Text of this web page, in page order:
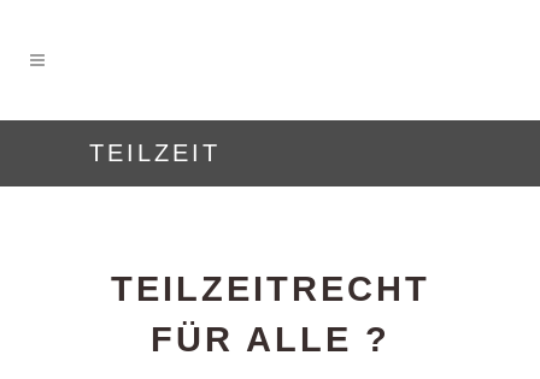
TEILZEIT
TEILZEITRECHT
FÜR ALLE ?